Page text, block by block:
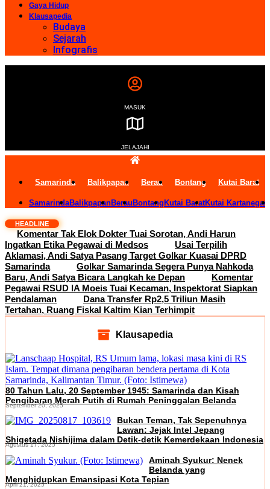
Gaya Hidup
Klausapedia
Budaya
Sejarah
Infografis
MASUK
JELAJAHI
Samarinda Balikpapan Berau Bontang Kutai Barat
SamarindaBalikpapanBerau Bontang Kutai BaratKutai
HEADLINE
Komentar Tak Elok Dokter Tuai Sorotan, Andi Harun
Ingatkan Etika Pegawai di Medsos
Usai Terpilih
Aklamasi, Andi Satya Pasang Target Golkar Kuasai DPRD
Samarinda
Golkar Samarinda Segera Punya Nahkoda
Baru, Andi Satya Bicara Langkah ke Depan
Komentar
Pegawai RSUD IA Moeis Tuai Kecaman, Inspektorat Siapkan
Pendalaman
Dana Transfer Rp2,5 Triliun Masih
Tertahan, Ruang Fiskal Kaltim Kian Terhimpit
Klausapedia
80 Tahun Lalu, 20 September 1945: Samarinda dan Kisah
Pengibaran Merah Putih di Rumah Peninggalan Belanda
September 20, 2025
Bukan Teman, Tak Sepenuhnya
Lawan: Jejak Intel Jepang
Shigetada Nishijima dalam Detik-detik Kemerdekaan Indonesia
Agustus 17, 2025
Aminah Syukur: Nenek
Belanda yang
Menghidupkan Emansipasi Kota Tepian
April 21, 2025